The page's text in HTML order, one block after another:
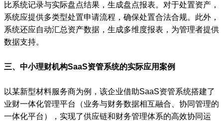
比系统记录与实际盘点结果，生成盘点报表。对于处置资产，
系统应提供多类型处置申请流程，确保处置合法合规。此外，
系统还应自动汇总资产数据，生成多维度报表，为管理者提供
数据支持。
三、中小理财机构SaaS资管系统的实际应用案例
以某新型材料服务商为例，该企业借助SaaS资管系统搭建了
业财一体化管理平台（业务与财务数据相互融合、协同管理的
一体化平台），实现了供应链和财务管理体系的高效协同运